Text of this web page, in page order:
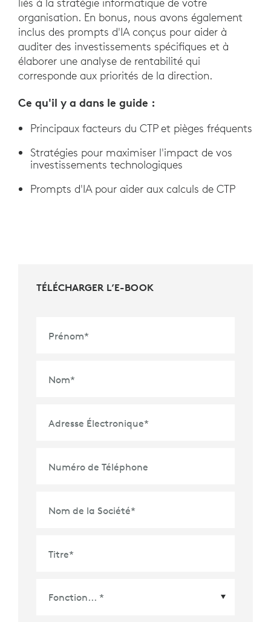
organisation. En bonus, nous avons également
inclus des prompts d'IA conçus pour aider à
auditer des investissements spécifiques et à
élaborer une analyse de rentabilité qui
corresponde aux priorités de la direction.
Ce qu'il y a dans le guide :
Principaux facteurs du CTP et pièges fréquents
Stratégies pour maximiser l'impact de vos
investissements technologiques
Prompts d'IA pour aider aux calculs de CTP
TÉLÉCHARGER L’E-BOOK
Prénom*
Nom*
Adresse Électronique*
Numéro de Téléphone
Nom de la Société*
Titre*